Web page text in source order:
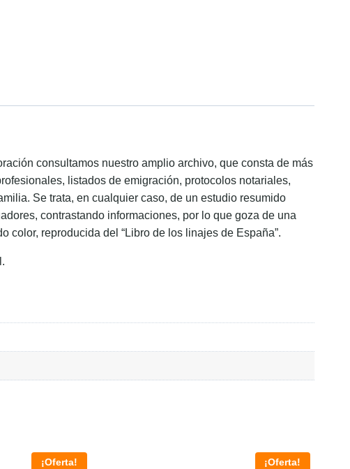
consultamos nuestro amplio archivo, que consta de más
listados de emigración, protocolos notariales,
Se trata, en cualquier caso, de un estudio resumido
contrastando informaciones, por lo que goza de una
color, reproducida del “Libro de los linajes de España”.
¡Oferta! ¡Oferta!